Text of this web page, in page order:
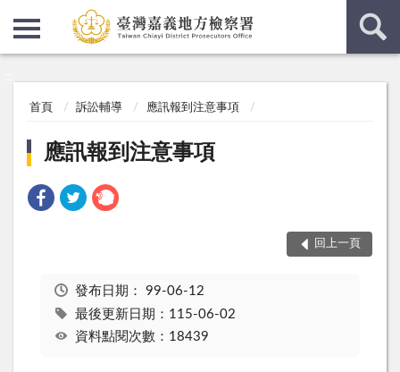
首頁 訴訟輔導 應訊報到注意事項
應訊報到注意事項
回上一頁
發布日期： 99-06-12
最後更新日期：115-06-02
資料點閱次數：18439